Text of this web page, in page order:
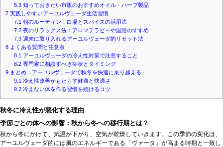
6.3 知っておきたい市販のおすすめオイル・ハーブ製品
7 実践しやすいアーユルヴェーダ生活習慣
7.1 朝のルーティン：白湯とスパイスの活用法
7.2 夜のリラックス法：アロマテラピーや温浴のすすめ
7.3 週末に取り入れるアーユルヴェーダ的リセット法
8 よくある質問と注意点
8.1 アーユルヴェーダの冷え性対策で注意すること
8.2 専門家に相談すべき症状とタイミング
9 まとめ：アーユルヴェーダで秋冬を快適に乗り越える
9.1 冷え性改善がもたらす健康と快適さ
9.2 冷えない体を作る習慣を続けるコツ
秋冬に冷え性が悪化する理由
季節ごとの体への影響：秋から冬への移行期とは？
秋から冬にかけて、気温が下がり、空気が乾燥していきます。この季節の変化は、
アーユルヴェーダ的には風のエネルギーである「ヴァータ」が高まる時期と一致し